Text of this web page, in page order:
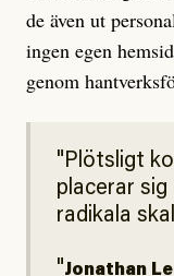
de även ut
ingen egen
genom
Plötsligt
placerar sig
radikala
Jonathan